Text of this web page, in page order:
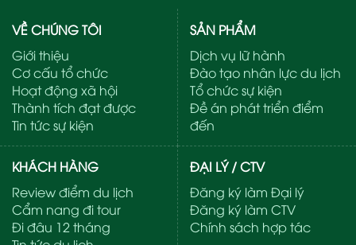
VỀ CHÚNG TÔI
Giới thiệu
Cơ cấu tổ chức
Hoạt động xã hội
Thành tích đạt được
Tin tức sự kiện
SẢN PHẨM
Dịch vụ lữ hành
Đào tạo nhân lực du lịch
Tổ chức sự kiện
Đề án phát triển điểm
đến
KHÁCH HÀNG
Review điểm du lịch
Cẩm nang đi tour
Đi đâu 12 tháng
ĐẠI LÝ / CTV
Đăng ký làm Đại lý
Đăng ký làm CTV
Chính sách hợp tác